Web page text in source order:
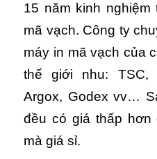
15 năm kinh
mã vạch. Công ty
máy in mã vạch của
thế giới nhu: TSC,
Argox, Godex vv…
đều có giá thấp hơn
mà giá sỉ.